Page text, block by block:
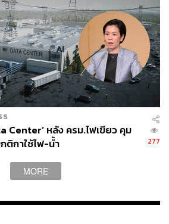
Center’ หลัง ครม.ไฟเขียว คุม
ติกาใช้ไฟ-น้ำ
277
MORE